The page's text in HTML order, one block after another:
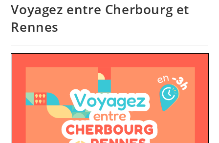
Voyagez entre Cherbourg et
Rennes